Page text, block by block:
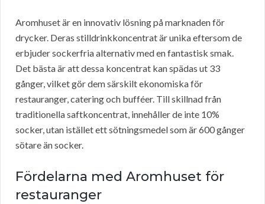
Aromhuset är en innovativ lösning på marknaden för
drycker. Deras stilldrinkkoncentrat är unika eftersom de
erbjuder sockerfria alternativ med en fantastisk smak.
Det bästa är att dessa koncentrat kan spädas ut 33
gånger, vilket gör dem särskilt ekonomiska för
restauranger, catering och bufféer. Till skillnad från
traditionella saftkoncentrat, innehåller de inte 10%
socker, utan istället ett sötningsmedel som är 600 gånger
sötare än socker.
Fördelarna med Aromhuset för
restauranger